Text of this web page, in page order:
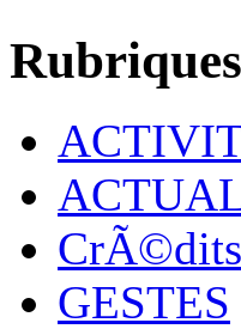
Rubriques
CrÃ©dits
GESTES